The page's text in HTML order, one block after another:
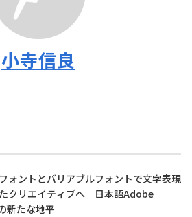
小寺信良
ォントとバリアブルフォントで文字表現
クリエイティブへ 日本語Adobe
新たな地平